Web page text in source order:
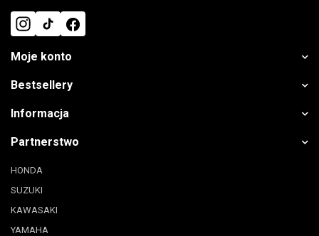
Moje konto
Bestsellery
Informacja
Partnerstwo
HONDA
SUZUKI
KAWASAKI
YAMAHA